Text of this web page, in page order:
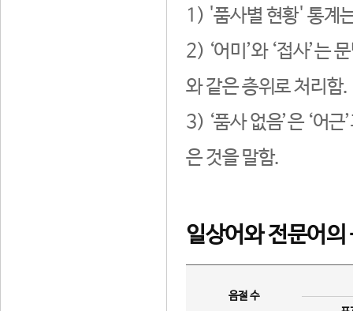
1) '품사별 현황' 통계
2) ‘어미’와 ‘접사’는
와 같은 층위로 처리함.
3) ‘품사 없음’은 ‘어
은 것을 말함.
일상어와 전문어의
음절 수